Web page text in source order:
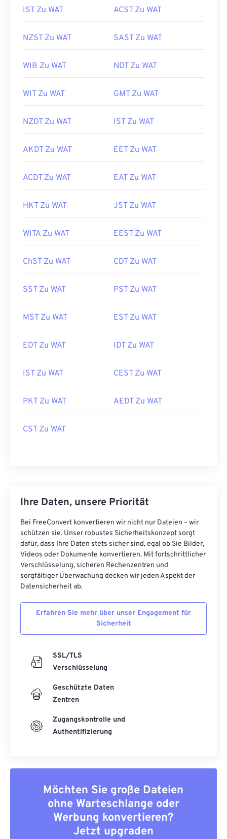
IST Zu WAT ACST Zu WAT
NZST Zu WAT SAST Zu WAT
WIB Zu WAT NDT Zu WAT
WIT Zu WAT GMT Zu WAT
NZDT Zu WAT IST Zu WAT
AKDT Zu WAT EET Zu WAT
ACDT Zu WAT EAT Zu WAT
HKT Zu WAT JST Zu WAT
WITA Zu WAT EEST Zu WAT
ChST Zu WAT CDT Zu WAT
SST Zu WAT PST Zu WAT
MST Zu WAT EST Zu WAT
EDT Zu WAT IDT Zu WAT
IST Zu WAT CEST Zu WAT
PKT Zu WAT AEDT Zu WAT
CST Zu WAT
Ihre Daten, unsere Priorität
Bei FreeConvert konvertieren wir nicht nur Dateien – wir
schützen sie. Unser robustes Sicherheitskonzept sorgt
dafür, dass Ihre Daten stets sicher sind, egal ob Sie Bilder,
Videos oder Dokumente konvertieren. Mit fortschrittlicher
Verschlüsselung, sicheren Rechenzentren und
sorgfältiger Überwachung decken wir jeden Aspekt der
Datensicherheit ab.
Erfahren Sie mehr über unser Engagement für
Sicherheit
SSL/TLS
Verschlüsselung
Geschützte Daten
Zentren
Zugangskontrolle und
Authentifizierung
Möchten Sie große Dateien
ohne Warteschlange oder
Werbung konvertieren?
Jetzt upgraden